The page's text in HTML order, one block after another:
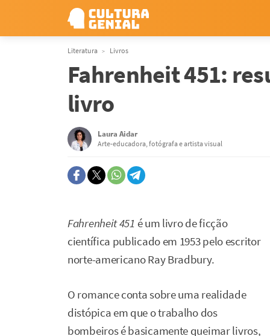
Literatura Livros
Fahrenheit 451:
livro
Laura Aidar
Arte-educadora, fotógrafa e artista visual
Fahrenheit 451 é um livro de ficção
científica publicado em 1953 pelo escritor
norte-americano Ray Bradbury.
O romance conta sobre uma realidade
distópica em que o trabalho dos
bombeiros é basicamente queimar livros,